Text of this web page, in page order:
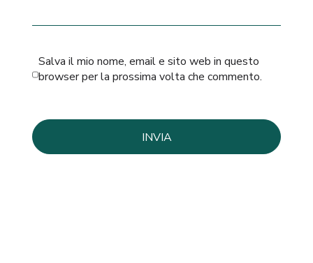
Salva il mio nome, email e sito web in questo
browser per la prossima volta che commento.